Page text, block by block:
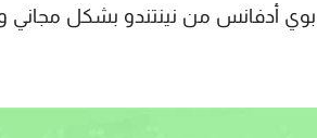
أدفانس من نينتندو بشكل مجاني